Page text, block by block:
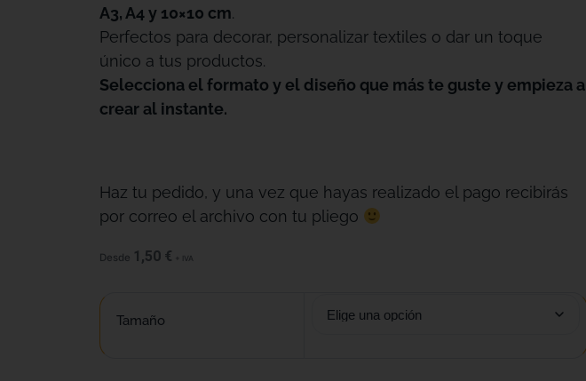
A3, A4 y 10×10 cm.
Perfectos para decorar, personalizar textiles o dar un toque
único a tus productos.
Selecciona el formato y el diseño que más te guste y empieza a
crear al instante.
Haz tu pedido, y una vez que hayas realizado el pago recibirás
por correo el archivo con tu pliego
Desde 1,50 € + IVA
Tamaño